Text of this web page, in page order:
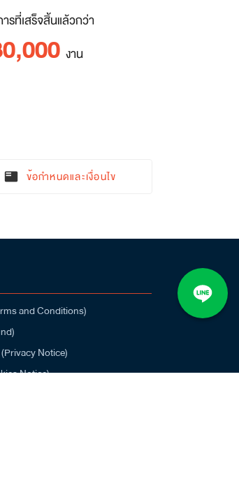
รที่เสร็จสิ้นแล้วกว่า
งาน
featured_play_list ข้อกำหนดและเงื่อนไข
and Conditions)
Notice)
Notice)